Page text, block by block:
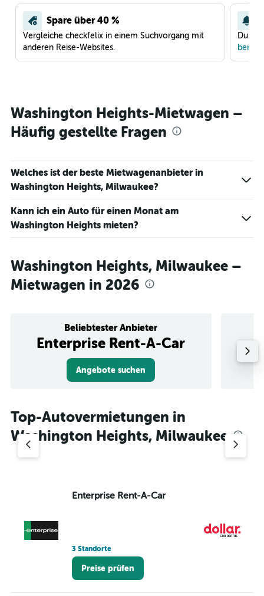
Spare über 40 %
Vergleiche checkfelix in einem Suchvorgang mit
anderen Reise-Websites.
Du
Washington Heights-Mietwagen –
Häufig gestellte Fragen
Welches ist der beste Mietwagenanbieter in
Washington Heights, Milwaukee?
Kann ich ein Auto für einen Monat am
Washington Heights mieten?
Washington Heights, Milwaukee –
Mietwagen in 2026
Beliebtester Anbieter
Enterprise Rent-A-Car
Angebote suchen
Top-Autovermietungen in
Washington Heights, Milwaukee
Enterprise Rent-A-Car
3 Standorte
Preise prüfen